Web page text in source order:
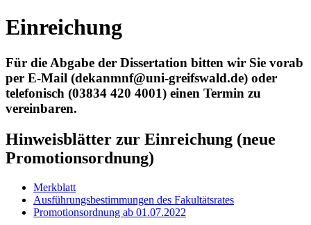
Einreichung
Für die Abgabe der Dissertation bitten wir Sie vorab
per E-Mail (dekanmnf@uni-greifswald.de) oder
telefonisch (03834 420 4001) einen Termin zu
vereinbaren.
Hinweisblätter zur Einreichung (neue
Promotionsordnung)
Merkblatt
Ausführungsbestimmungen des Fakultätsrates
Promotionsordnung ab 01.07.2022